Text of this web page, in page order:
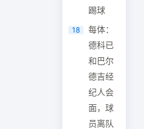
踢球
18
每体：
德科已
和巴尔
德吉经
纪人会
面，球
员离队